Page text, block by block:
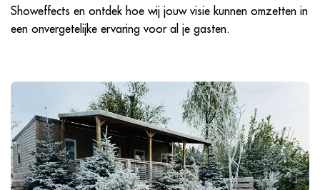
Showeffects en ontdek hoe wij jouw visie kunnen omzetten in
een onvergetelijke ervaring voor al je gasten.